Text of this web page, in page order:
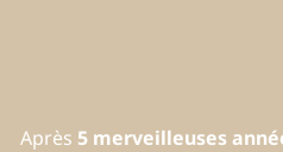
Après 5 merveilleuses